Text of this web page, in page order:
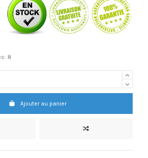
8
Ajouter au panier